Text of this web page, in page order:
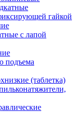
гайкой
с лапой
подъема
(таблетка)